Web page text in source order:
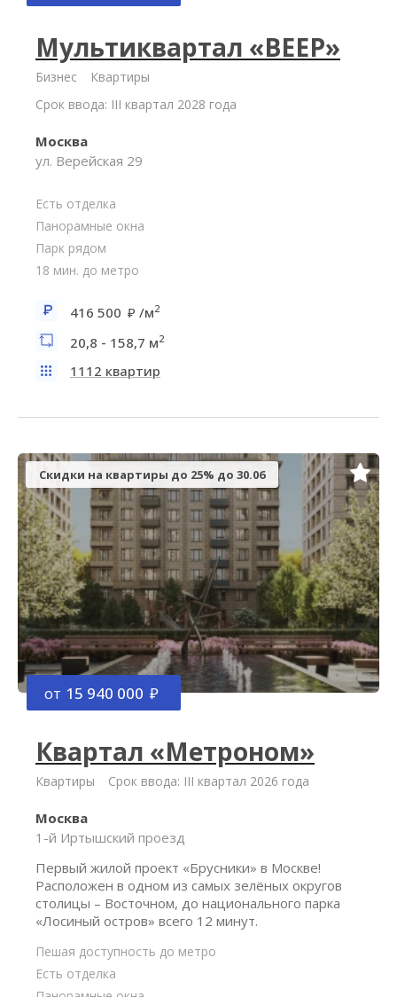
Мультиквартал «ВЕЕР»
Бизнес
Квартиры
Срок ввода: III квартал 2028 года
Москва
ул. Верейская 29
Есть отделка
Панорамные окна
Парк рядом
18 мин. до метро
416 500 /м2
20,8 - 158,7 м2
1112 квартир
Скидки на квартиры до 25% до 30.06
от 15 940 000
Квартал «Метроном»
Квартиры Срок ввода: III квартал 2026 года
Москва
1-й Иртышский проезд
Первый жилой проект «Брусники» в Москве!
Расположен в одном из самых зелёных округов
столицы – Восточном, до национального парка
«Лосиный остров» всего 12 минут.
Пешая доступность до метро
Есть отделка